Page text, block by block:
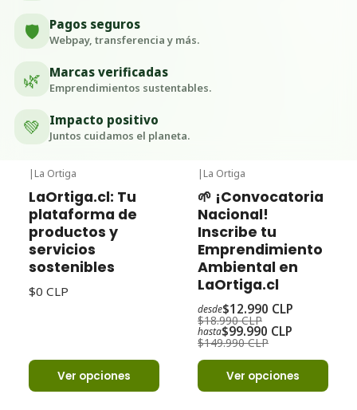
🛡️ Pagos seguros
Webpay, transferencia y más.
🌿 Marcas verificadas
Emprendimientos sustentables.
💚 Impacto positivo
Juntos cuidamos el planeta.
| La Ortiga
LaOrtiga.cl: Tu
plataforma de
productos y
servicios
sostenibles
$0 CLP
Ver opciones
| La Ortiga
🌱 ¡Convocatoria
Nacional!
Inscribe tu
Emprendimiento
Ambiental en
LaOrtiga.cl
desde$12.990 CLP
$18.990 CLP
hasta$99.990 CLP
$149.990 CLP
Ver opciones